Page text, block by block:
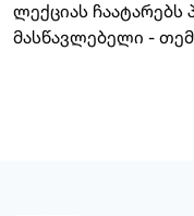
ლექციას
მასწავლებელი -